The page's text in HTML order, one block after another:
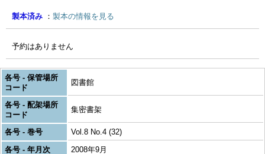
製本済み 製本の情報を見る
予約はありません
各号 - 保管場所
コード
図書館
各号 - 配架場所
コード
集密書架
各号 - 巻号
Vol.8 No.4 (32)
各号 - 年月次
2008年9月